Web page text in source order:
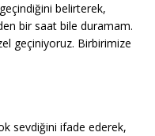
belirterek,
bir saat bile duramam.
geçiniyoruz. Birbirimize
sevdiğini ifade ederek,